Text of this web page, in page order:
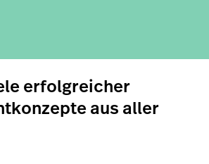
erfolgreicher
aus aller